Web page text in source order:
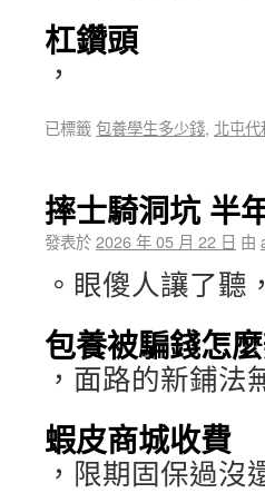
杠鑽頭
，
已標籤包養學生多少錢, 北屯
摔士騎洞坑 半
發表於2026 年 05 月 22 日 由
。眼傻人讓了聽，
包養被騙錢怎
，面路的新鋪法
蝦皮商城收費
，限期固保過沒